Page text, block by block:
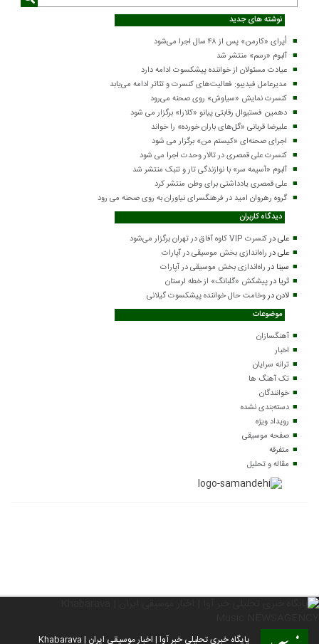
نوشته های جدید
اُپرای «کارمن» پس از ۴۸ سال اجرا می‌شود
آلبوم «رسم» منتشر شد
عیادت مسئولان از خواننده پیشکسوت ادامه دارد
مدیرعامل فیدیبو: فعالیت‌های کنسرت و تئاتر ادامه می‌یابد
کنسرت‌ نمایش «سیاوش» روی صحنه می‌رود
دهمین فستیوال رقابتی پیانو «کلارا» برگزار می شود
علیرضا قربانی «گل‌های باران خورده» را خواند
اجرای صحنه‌ای «کیستم من» برگزار می شود
کنسرت علی قمصری در تالار وحدت اجرا می شود
آلبوم «آسیمه سر» با نوازندگی تار و تنبک منتشر شد
علی قمصری یادداشتی برای وطن منتشر کرد
گروه رهروان امید در فرهنگسرای نیاوران به روی صحنه می رود
دیدگاه کاربران
علیدرکنسرت VIP کاوه آفاق در تهران برگزار می‌شود
علیدرراه‌اندازی بخش موسیقی در آپارات
سینا درراه‌اندازی بخش موسیقی در آپارات
ثریا درپیشکش «گلبانگ» از خطه لرستان
لادندروخامت حال خواننده پیشکسوت گیلانی
موضوعات
آهنگسازان
اخبار
ترانه سرایان
تک آهنگ ها
خوانندگان
دسته‌بندی نشده
رویداد ویژه
صفحه موسیقی
متفرقه
مقاله و تحلیل
پایگاه خبری تحلیلی خبر آوا | اخبار موسیقی ایران | Khabarava